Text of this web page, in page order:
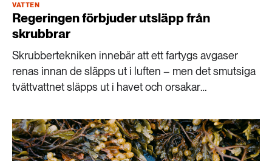
VATTEN
Regeringen förbjuder utsläpp från
skrubbrar
Skrubbertekniken innebär att ett fartygs avgaser
renas innan de släpps ut i luften – men det smutsiga
tvättvattnet släpps ut i havet och orsakar